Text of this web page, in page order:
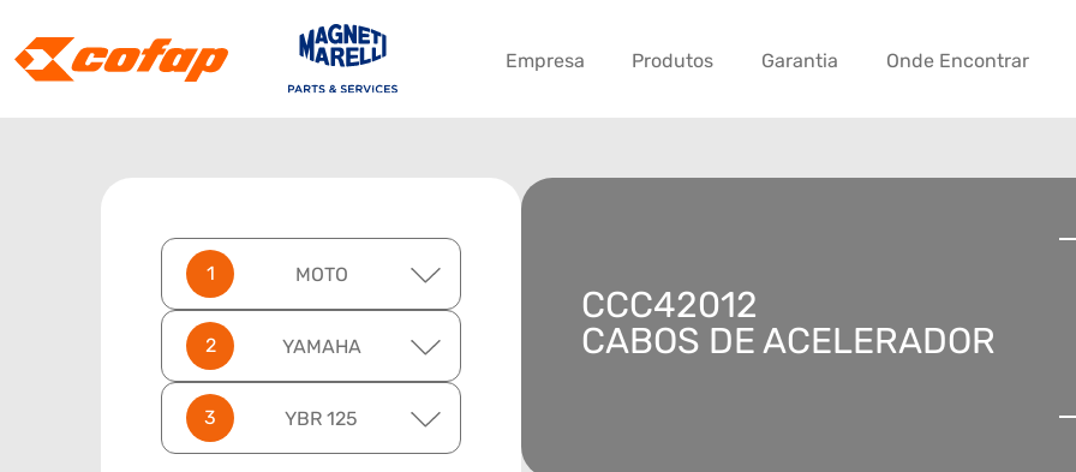
Empresa Produtos Garantia Onde Encontrar
MOTO
YAMAHA
YBR 125
CCC42012
CABOS DE ACELERADOR